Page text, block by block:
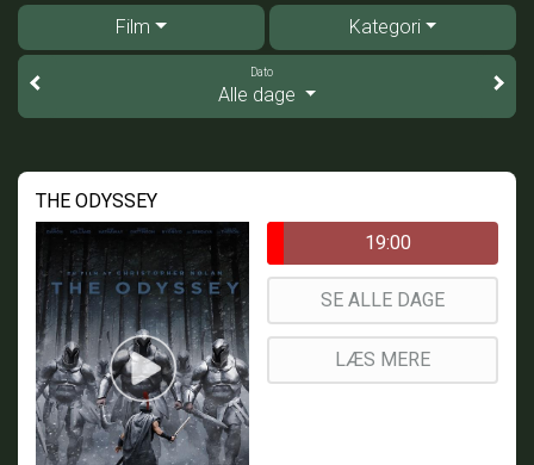
Film Kategori
Dato
Alle dage
THE ODYSSEY
19:00
SE ALLE DAGE
LÆS MERE